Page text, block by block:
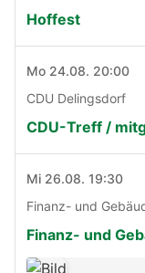
Hoffest
Mo 24.08. 20:00
CDU Delingsdorf
CDU-Treff /
Mi 26.08. 19:30
Finanz- und
Finanz- und